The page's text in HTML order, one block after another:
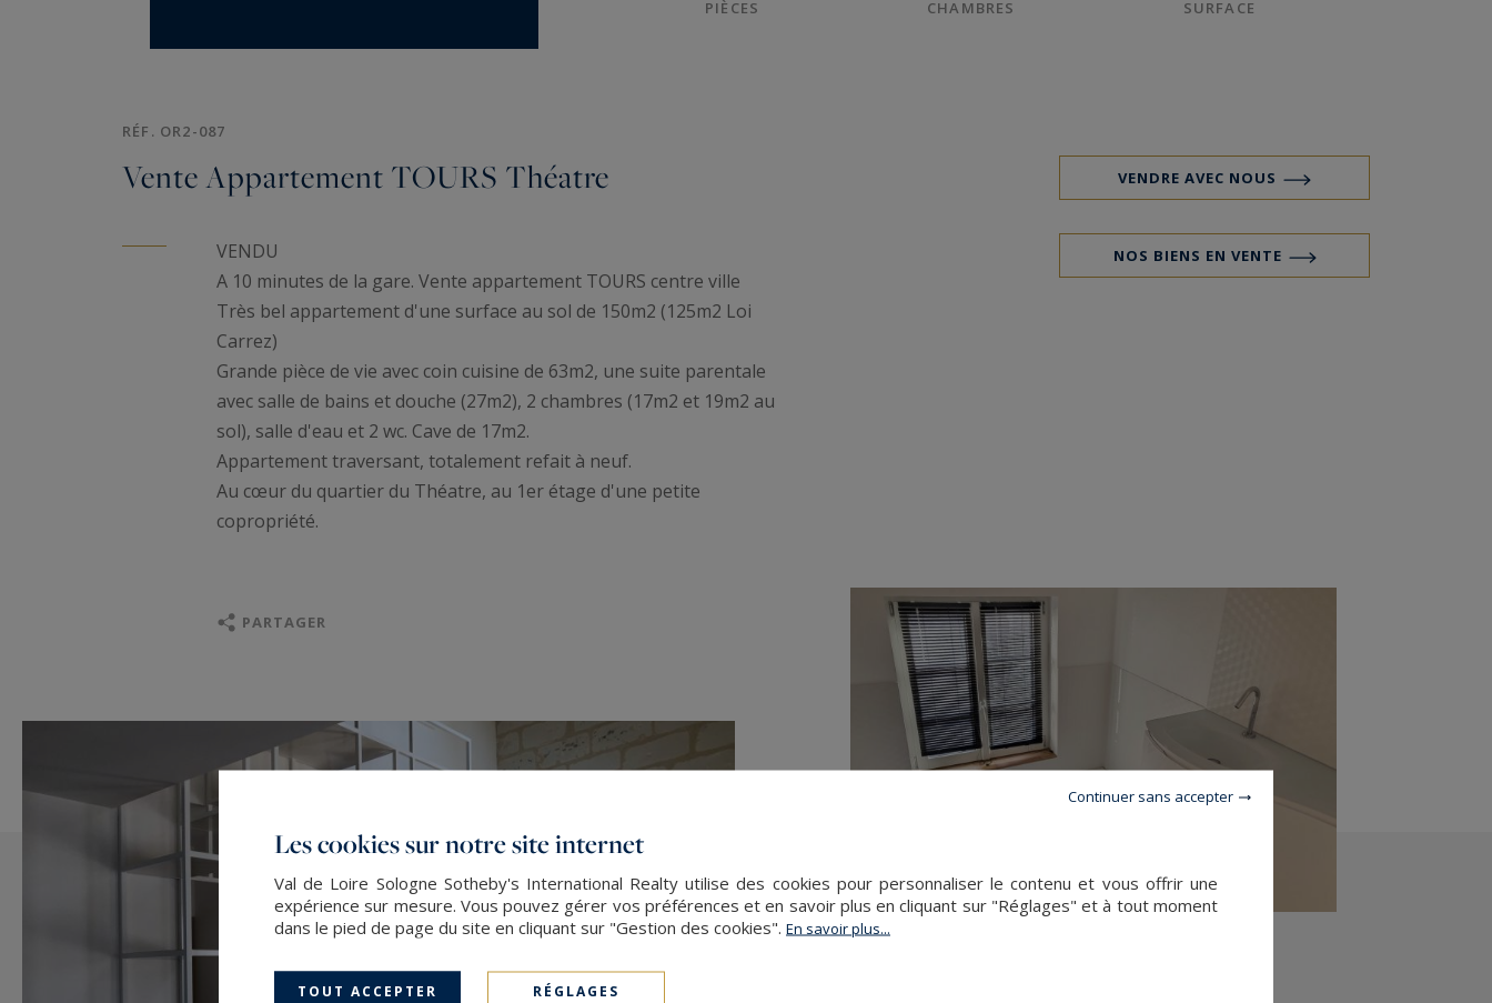
PIÈCES CHAMBRES SURFACE
RÉF. OR2-087
Vente Appartement TOURS Théatre
VENDU
A 10 minutes de la gare. Vente appartement TOURS centre ville
Très bel appartement d'une surface au sol de 150m2 (125m2 Loi
Carrez)
Grande pièce de vie avec coin cuisine de 63m2, une suite parentale
avec salle de bains et douche (27m2), 2 chambres (17m2 et 19m2 au
sol), salle d'eau et 2 wc. Cave de 17m2.
Appartement traversant, totalement refait à neuf.
Au cœur du quartier du Théatre, au 1er étage d'une petite
copropriété.
PARTAGER
VENDRE AVEC NOUS
NOS BIENS EN VENTE
Les cookies sur notre site internet
Val de Loire Sologne Sotheby's International Realty utilise des cookies pour personnaliser le contenu et vous offrir une
expérience sur mesure. Vous pouvez gérer vos préférences et en savoir plus en cliquant sur "Réglages" et à tout moment
dans le pied de page du site en cliquant sur "Gestion des cookies". En savoir plus...
TOUT ACCEPTER RÉGLAGES
Continuer sans accepter